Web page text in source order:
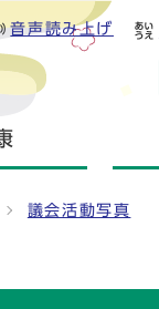
音声読み上げ
議会活動写真